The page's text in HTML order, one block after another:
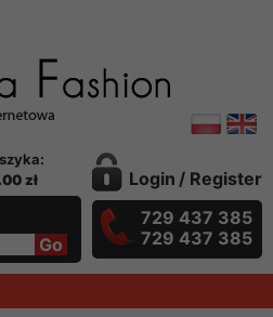
zł
Login / Register
729 437 385
729 437 385